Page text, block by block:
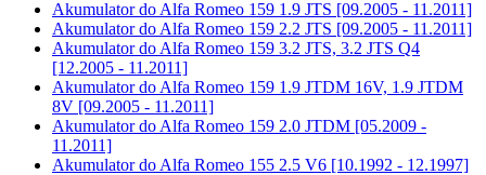
Akumulator do Alfa Romeo 159 1.9 JTS [09.2005 - 11.2011]
Akumulator do Alfa Romeo 159 2.2 JTS [09.2005 - 11.2011]
Akumulator do Alfa Romeo 159 3.2 JTS, 3.2 JTS Q4
[12.2005 - 11.2011]
Akumulator do Alfa Romeo 159 1.9 JTDM 16V, 1.9 JTDM
8V [09.2005 - 11.2011]
Akumulator do Alfa Romeo 159 2.0 JTDM [05.2009 -
11.2011]
Akumulator do Alfa Romeo 155 2.5 V6 [10.1992 - 12.1997]